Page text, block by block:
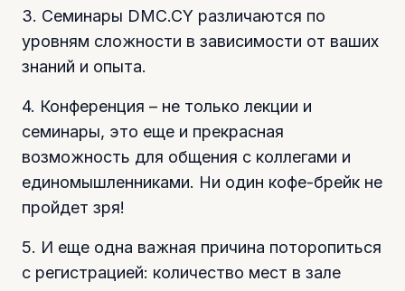
3. Семинары DMC.CY различаются по
уровням сложности в зависимости от ваших
знаний и опыта.
4. Конференция – не только лекции и
семинары, это еще и прекрасная
возможность для общения с коллегами и
единомышленниками. Ни один кофе-брейк не
пройдет зря!
5. И еще одна важная причина поторопиться
с регистрацией: количество мест в зале